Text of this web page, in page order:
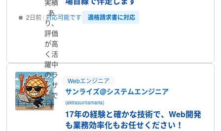
2日前 対応可能です 適格請求書に対応
あ
り、
評価
が高
く活
躍中
のラ
ンサ
ーで
す
Webエンジニア
サンライズ@システムエンジニア
(akirasuntamaria)
17年の経験と確かな技術で、Web開発
も業務効率化もお任せください！